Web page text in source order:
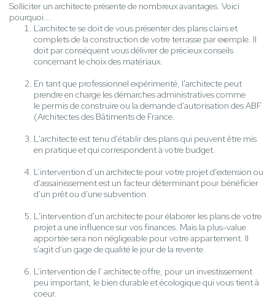
Solliciter un architecte présente de nombreux avantages. Voici
pourquoi...
L’architecte se doit de vous présenter des plans clairs et
complets de la construction de votre terrasse par exemple. Il
doit par conséquent vous délivrer de précieux conseils
concernant le choix des matériaux.
En tant que professionnel expérimenté, l'architecte peut
prendre en charge les démarches administratives comme
le permis de construire ou la demande d'autorisation des ABF
(Architectes des Bâtiments de France.
L'architecte est tenu d'établir des plans qui peuvent être mis
en pratique et qui correspondent à votre budget.
L’intervention d’un architecte pour votre projet d'extension ou
d'assainissement est un facteur déterminant pour bénéficier
d'un prêt ou d'une subvention.
L'intervention d'un architecte pour élaborer les plans de votre
projet a une influence sur vos finances. Mais la plus-value
apportée sera non négligeable pour votre appartement. Il
s'agit d'un gage de qualité le jour de la revente.
L’intervention de l' architecte offre, pour un investissement
peu important, le bien durable et écologique qui vous tient à
coeur.